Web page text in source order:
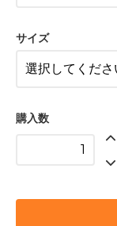
サイズ
購入数